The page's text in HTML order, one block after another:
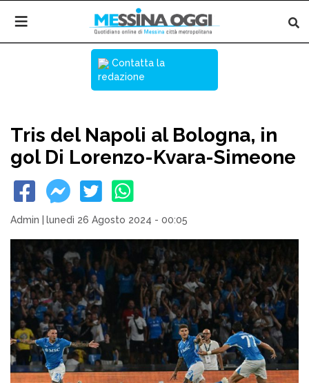
Contatta la
redazione
Tris del Napoli al Bologna, in
gol Di Lorenzo-Kvara-Simeone
Admin lunedì 26 Agosto 2024 - 00:05